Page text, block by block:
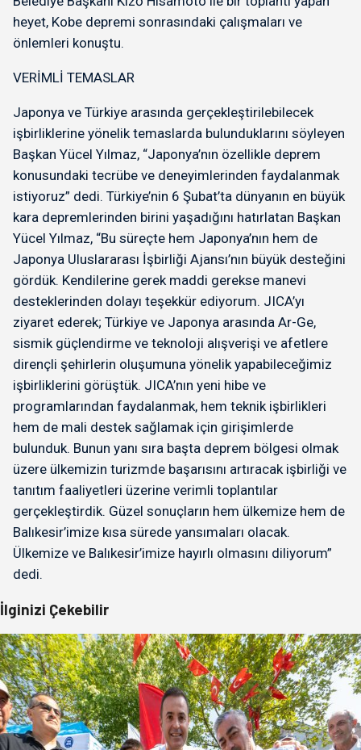
heyet, Kobe depremi sonrasındaki çalışmaları ve
önlemleri konuştu.
VERİMLİ TEMASLAR
Japonya ve Türkiye arasında gerçekleştirilebilecek
işbirliklerine yönelik temaslarda bulunduklarını söyleyen
Başkan Yücel Yılmaz, “Japonya’nın özellikle deprem
konusundaki tecrübe ve deneyimlerinden faydalanmak
istiyoruz” dedi. Türkiye’nin 6 Şubat’ta dünyanın en büyük
kara depremlerinden birini yaşadığını hatırlatan Başkan
Yücel Yılmaz, “Bu süreçte hem Japonya’nın hem de
Japonya Uluslararası İşbirliği Ajansı’nın büyük desteğini
gördük. Kendilerine gerek maddi gerekse manevi
desteklerinden dolayı teşekkür ediyorum. JICA’yı
ziyaret ederek; Türkiye ve Japonya arasında Ar-Ge,
sismik güçlendirme ve teknoloji alışverişi ve afetlere
dirençli şehirlerin oluşumuna yönelik yapabileceğimiz
işbirliklerini görüştük. JICA’nın yeni hibe ve
programlarından faydalanmak, hem teknik işbirlikleri
hem de mali destek sağlamak için girişimlerde
bulunduk. Bunun yanı sıra başta deprem bölgesi olmak
üzere ülkemizin turizmde başarısını artıracak işbirliği ve
tanıtım faaliyetleri üzerine verimli toplantılar
gerçekleştirdik. Güzel sonuçların hem ülkemize hem de
Balıkesir’imize kısa sürede yansımaları olacak.
Ülkemize ve Balıkesir’imize hayırlı olmasını diliyorum”
dedi.
İlginizi Çekebilir